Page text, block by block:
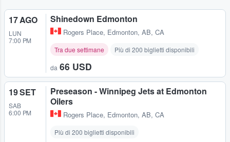
17 AGO
LUN
7:00 PM
Shinedown Edmonton
Rogers Place, Edmonton, AB, CA
Tra due settimane Più di 200 biglietti disponibili
da 66 USD
19 SET
SAB
6:00 PM
Preseason - Winnipeg Jets at Edmonton
Oilers
Rogers Place, Edmonton, AB, CA
Più di 200 biglietti disponibili